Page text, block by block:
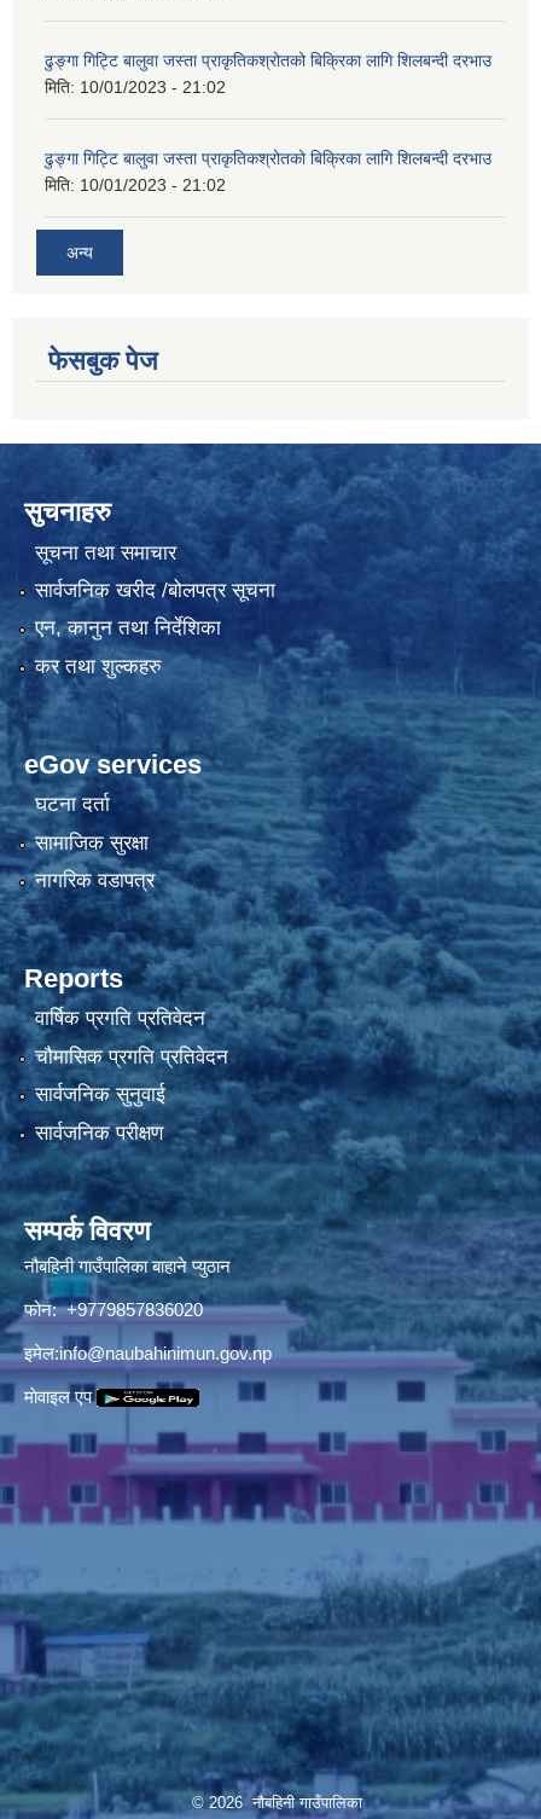
ढुङ्गा गिट्टि बालुवा जस्ता प्राकृतिकश्रोतको बिक्रिका लागि शिलबन्दी दरभाउ
मिति: 10/01/2023 - 21:02
ढुङ्गा गिट्टि बालुवा जस्ता प्राकृतिकश्रोतको बिक्रिका लागि शिलबन्दी दरभाउ
मिति: 10/01/2023 - 21:02
अन्य
फेसबुक पेज
सुचनाहरु
सूचना तथा समाचार
सार्वजनिक खरीद /बोलपत्र सूचना
एन, कानुन तथा निर्देशिका
कर तथा शुल्कहरु
eGov services
घटना दर्ता
सामाजिक सुरक्षा
नागरिक वडापत्र
Reports
वार्षिक प्रगति प्रतिवेदन
चौमासिक प्रगति प्रतिवेदन
सार्वजनिक सुनुवाई
सार्वजनिक परीक्षण
सम्पर्क विवरण
नौबहिनी गाउँपालिका बाहाने प्युठान
फोन: +9779857836020
इमेल:info@naubahinimun.gov.np
माेवाइल एप
© 2026 नौबहिनी गाउँपालिका